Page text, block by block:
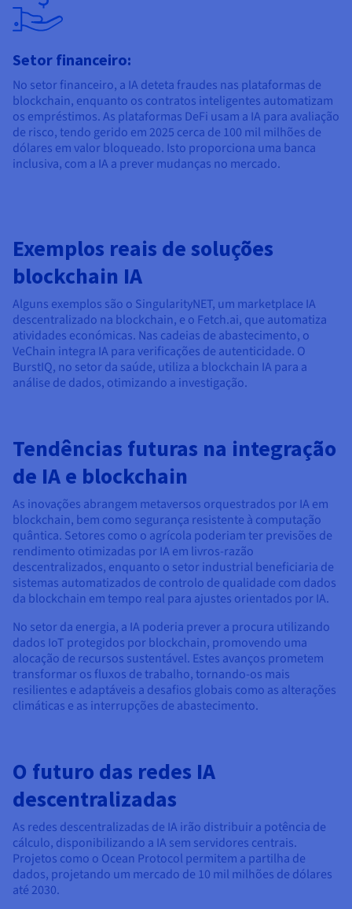
Setor financeiro:
No setor financeiro, a IA deteta fraudes nas plataformas de
blockchain, enquanto os contratos inteligentes automatizam
os empréstimos. As plataformas DeFi usam a IA para avaliação
de risco, tendo gerido em 2025 cerca de 100 mil milhões de
dólares em valor bloqueado. Isto proporciona uma banca
inclusiva, com a IA a prever mudanças no mercado.
Exemplos reais de soluções
blockchain IA
Alguns exemplos são o SingularityNET, um marketplace IA
descentralizado na blockchain, e o Fetch.ai, que automatiza
atividades económicas. Nas cadeias de abastecimento, o
VeChain integra IA para verificações de autenticidade. O
BurstIQ, no setor da saúde, utiliza a blockchain IA para a
análise de dados, otimizando a investigação.
Tendências futuras na integração
de IA e blockchain
As inovações abrangem metaversos orquestrados por IA em
blockchain, bem como segurança resistente à computação
quântica. Setores como o agrícola poderiam ter previsões de
rendimento otimizadas por IA em livros-razão
descentralizados, enquanto o setor industrial beneficiaria de
sistemas automatizados de controlo de qualidade com dados
da blockchain em tempo real para ajustes orientados por IA.
No setor da energia, a IA poderia prever a procura utilizando
dados IoT protegidos por blockchain, promovendo uma
alocação de recursos sustentável. Estes avanços prometem
transformar os fluxos de trabalho, tornando-os mais
resilientes e adaptáveis a desafios globais como as alterações
climáticas e as interrupções de abastecimento.
O futuro das redes IA
descentralizadas
As redes descentralizadas de IA irão distribuir a potência de
cálculo, disponibilizando a IA sem servidores centrais.
Projetos como o Ocean Protocol permitem a partilha de
dados, projetando um mercado de 10 mil milhões de dólares
até 2030.